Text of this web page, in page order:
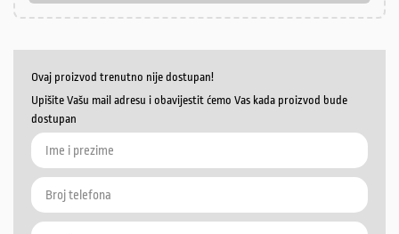
Ovaj proizvod trenutno nije dostupan!
Upišite Vašu mail adresu i obavijestit ćemo Vas kada proizvod bude
dostupan